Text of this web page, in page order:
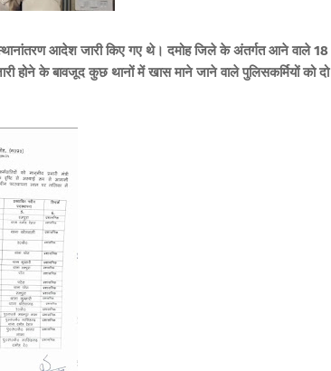
आदेश जारी किए गए थे। दमोह जिले के अंतर्गत आने वाले 18
होने के बावजूद कुछ थानों में खास माने जाने वाले पुलिसकर्मियों को दो